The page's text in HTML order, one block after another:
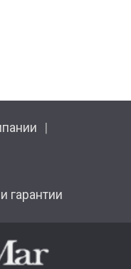
гарантии